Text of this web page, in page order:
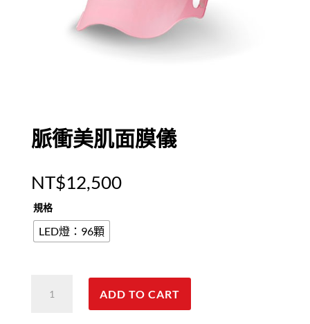
脈衝美肌面膜儀
NT$12,500
規格
LED燈：96顆
ADD TO CART